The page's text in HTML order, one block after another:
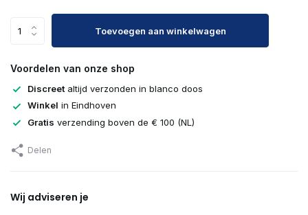
Toevoegen aan winkelwagen
Voordelen van onze shop
Discreet altijd verzonden in blanco doos
Winkel in Eindhoven
Gratis verzending boven de € 100 (NL)
Delen
Wij adviseren je